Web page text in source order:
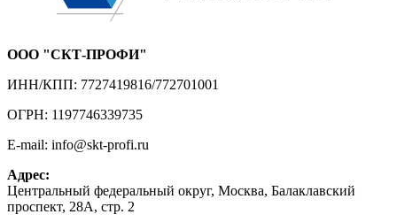
ООО "СКТ-ПРОФИ"
ИНН/КПП: 7727419816/772701001
ОГРН: 1197746339735
E-mail: info@skt-profi.ru
Адрес:
Центральный федеральный округ, Москва, Балаклавский
проспект, 28А, стр. 2